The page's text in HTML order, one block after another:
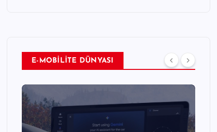
E-MOBİLİTE DÜNYASI